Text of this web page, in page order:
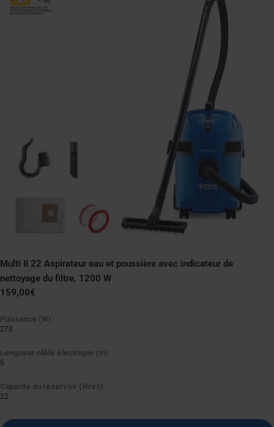
Multi II 22 Aspirateur eau et poussière avec indicateur de
nettoyage du filtre, 1200 W
Prix
159,00€
Puissance (W)
270
Longueur câble électrique (m)
5
Capacité du réservoir (litres)
22